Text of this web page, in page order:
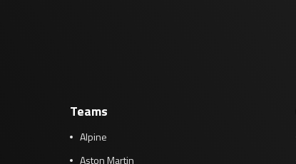
Teams
Alpine
Aston Martin